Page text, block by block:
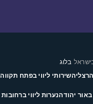
בלוג
שירותי ליווי בפתח תקווה
באור יהודהנערות ליווי ברחובות